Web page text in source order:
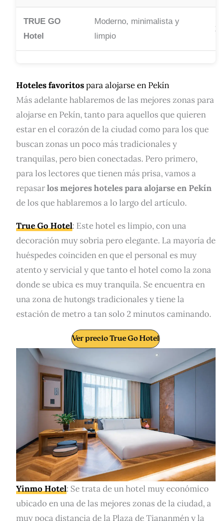
TRUE GO
Hotel
Moderno, minimalista y
limpio
Hoteles favoritospara alojarse en Pekín
Más adelante hablaremos de las mejores zonas para
alojarse en Pekín, tanto para aquellos que quieren
estar en el corazón de la ciudad como para los que
buscan zonas un poco más tradicionales y
tranquilas, pero bien conectadas. Pero primero,
para los lectores que tienen más prisa, vamos a
repasarlos mejores hoteles para alojarse en Pekín
de los que hablaremos a lo largo del artículo.
True Go Hotel: Este hotel es limpio, con una
decoración muy sobria pero elegante. La mayoría de
huéspedes coinciden en que el personal es muy
atento y servicial y que tanto el hotel como la zona
donde se ubica es muy tranquila. Se encuentra en
una zona de hutongs tradicionales y tiene la
estación de metro a tan solo 2 minutos caminando.
Ver precio True Go Hotel
Yinmo Hotel: Se trata de un hotel muy económico
ubicado en una de las mejores zonas de la ciudad, a
muy poca distancia de la Plaza de Tiananmén y la